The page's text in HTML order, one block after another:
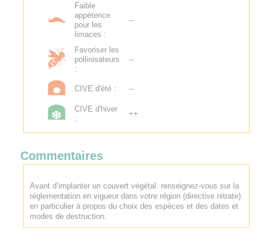
Faible
appétence
pour les
limaces :
--
Favoriser les
pollinisateurs
:
--
CIVE d'été : --
CIVE d'hiver
:
++
Commentaires
Avant d’implanter un couvert végétal. renseignez-vous sur la
réglementation en vigueur dans votre région (directive nitrate).
en particulier à propos du choix des espèces et des dates et
modes de destruction.